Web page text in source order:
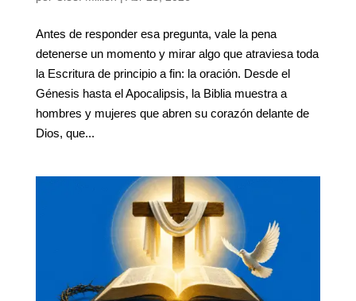
Antes de responder esa pregunta, vale la pena
detenerse un momento y mirar algo que atraviesa toda
la Escritura de principio a fin: la oración. Desde el
Génesis hasta el Apocalipsis, la Biblia muestra a
hombres y mujeres que abren su corazón delante de
Dios, que...